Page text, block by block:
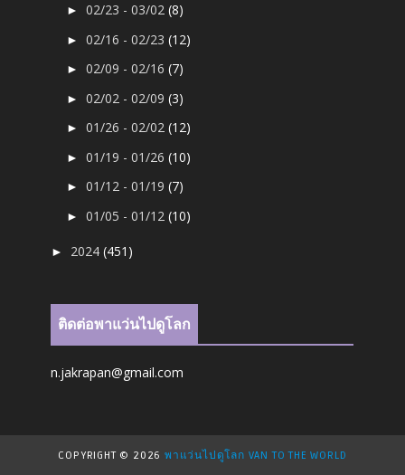
►02/23 - 03/02(8)
►02/16 - 02/23(12)
►02/09 - 02/16(7)
►02/02 - 02/09(3)
►01/26 - 02/02(12)
►01/19 - 01/26(10)
►01/12 - 01/19(7)
►01/05 - 01/12(10)
► 2024(451)
ติดต่อพาแว่นไปดูโลก
n.jakrapan@gmail.com
COPYRIGHT © 2026พาแว่นไปดูโลก VAN TO THE WORLD